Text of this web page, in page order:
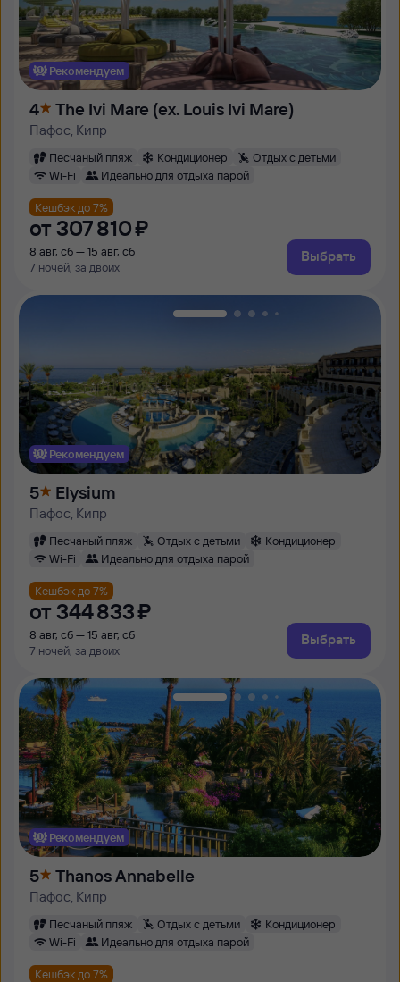
Рекомендуем
4 The Ivi Mare (ex. Louis Ivi Mare)
Пафос, Кипр
Песчаный пляж Кондиционер
Отдых с детьми
Wi-Fi
Идеально для отдыха парой
Кешбэк до 7%
от 307 ⁠810 ⁠₽
8 авг, сб — 15 авг, сб
7 ночей, за двоих
Выбрать
Рекомендуем
5 Elysium
Пафос, Кипр
Песчаный пляж Отдых с детьми
Кондиционер
Wi-Fi
Идеально для отдыха парой
Кешбэк до 7%
от 344 ⁠833 ⁠₽
8 авг, сб — 15 авг, сб
7 ночей, за двоих
Выбрать
Рекомендуем
5 Thanos Annabelle
Пафос, Кипр
Песчаный пляж Отдых с детьми
Кондиционер
Wi-Fi
Идеально для отдыха парой
Кешбэк до 7%